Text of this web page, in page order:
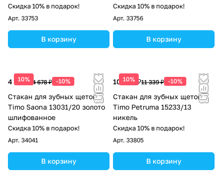
Скидка 10% в подарок!
Арт. 33753
В корзину
Скидка 10% в подарок!
Арт. 33756
В корзину
10%
4 210 ₽ 4 678 ₽ -10%
Стакан для зубных щеток
Timo Saona 13031/20 золото
шлифованное
Скидка 10% в подарок!
Арт. 34041
В корзину
10%
10 205 ₽11 339 ₽ -10%
Стакан для зубных щеток
Timo Petruma 15233/13
никель
Скидка 10% в подарок!
Арт. 33805
В корзину